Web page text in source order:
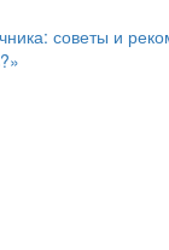
советы и